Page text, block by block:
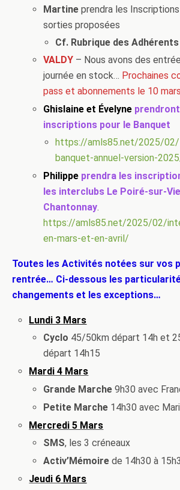
Martineprendra les
sorties proposées
Cf. Rubrique des Adhérents
VALDY – Nous avons des
journée en stock… Prochaines
pass et abonnements le 10
Ghislaine et Évelyne
inscriptions pour le Banquet
https://amls85.net/2025/
banquet-annuel-version-
Philippe prendra les
les interclubs Le Poiré-sur-
Chantonnay.
https://amls85.net/2025/02/
en-mars-et-en-avril/
Toutes les Activités notées sur vos
rentrée… Ci-dessous les
changements et les exceptions…
Lundi 3 Mars
Cyclo 45/50km départ 14h et
départ 14h15
Mardi 4 Mars
Grande Marche 9h30 avec
Petite Marche 14h30 avec
Mercredi 5 Mars
SMS, les 3 créneaux
Activ’Mémoire de 14h30 à
Jeudi 6 Mars